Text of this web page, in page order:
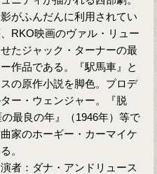
がふんだんに利用されてい
RKO映画のヴァル・リュー
たジャック・ターナーの最
作品である。『駅馬車』と
の原作小説を脚色。プロデ
ー・ウェンジャー。『脱
最良の年』（1946年）等で
家のホーギー・カーマイケ
。
者：ダナ・アンドリュース